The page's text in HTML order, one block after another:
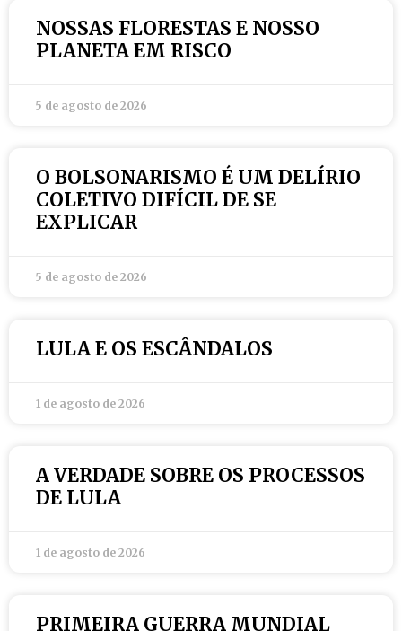
NOSSAS FLORESTAS E NOSSO
PLANETA EM RISCO
5 de agosto de 2026
O BOLSONARISMO É UM DELÍRIO
COLETIVO DIFÍCIL DE SE
EXPLICAR
5 de agosto de 2026
LULA E OS ESCÂNDALOS
1 de agosto de 2026
A VERDADE SOBRE OS PROCESSOS
DE LULA
1 de agosto de 2026
PRIMEIRA GUERRA MUNDIAL